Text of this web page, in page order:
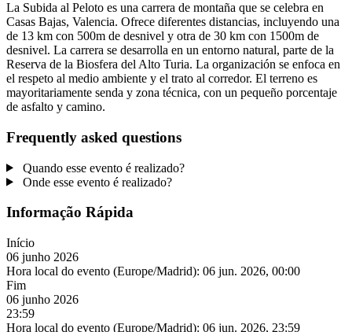
La Subida al Peloto es una carrera de montaña que se celebra en
Casas Bajas, Valencia. Ofrece diferentes distancias, incluyendo una
de 13 km con 500m de desnivel y otra de 30 km con 1500m de
desnivel. La carrera se desarrolla en un entorno natural, parte de la
Reserva de la Biosfera del Alto Turia. La organización se enfoca en
el respeto al medio ambiente y el trato al corredor. El terreno es
mayoritariamente senda y zona técnica, con un pequeño porcentaje
de asfalto y camino.
Frequently asked questions
Quando esse evento é realizado?
Onde esse evento é realizado?
Informação Rápida
Início
06 junho 2026
Hora local do evento (Europe/Madrid): 06 jun. 2026, 00:00
Fim
06 junho 2026
23:59
Hora local do evento (Europe/Madrid): 06 jun. 2026, 23:59